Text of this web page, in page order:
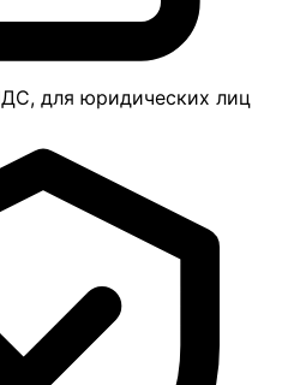
для юридических лиц